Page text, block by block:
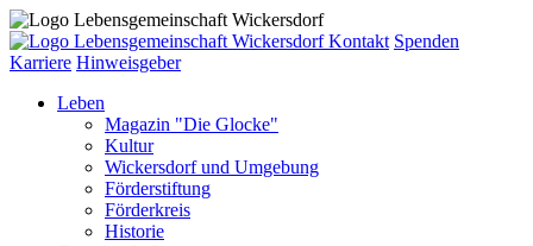
Kontakt Spenden
Karriere Hinweisgeber
Leben
Magazin "Die Glocke"
Kultur
Wickersdorf und Umgebung
Förderstiftung
Förderkreis
Historie